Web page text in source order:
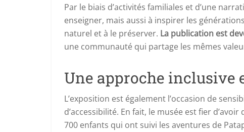
Par le biais d’activités familiales et d’une
enseigner, mais aussi à inspirer les
naturel et à le préserver. La publication est
une communauté qui partage les mêmes
Une approche inclusive
L’exposition est également l’occasion de
d’accessibilité. En fait, le musée est fier
700 enfants qui ont suivi les aventures de